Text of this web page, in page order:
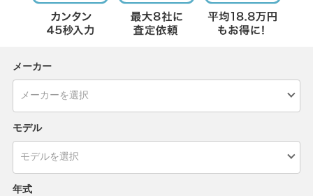
メーカー
モデル
年式